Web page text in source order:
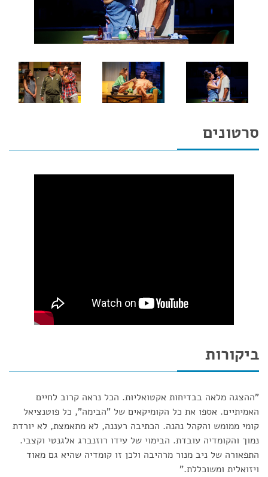
סרטונים
ביקורות
"ההצגה מלאה בבדיחות אקטואליות. הכל נראה קרוב לחיים
האמיתיים. אספו את כל הקומיקאים של "הבימה", כל פוטנציאל
קומי ממומש והקהל נהנה. הכתיבה רעננה, לא מתאמצת, לא יורדת
נמוך והקומדיה עובדת. הבימוי של עידו רוזנברג אלגנטי וקצבי.
התפאורה של ניב מנור מרהיבה ולכן זו קומדיה שהיא גם מאוד
ויזואלית ומשוכללת."